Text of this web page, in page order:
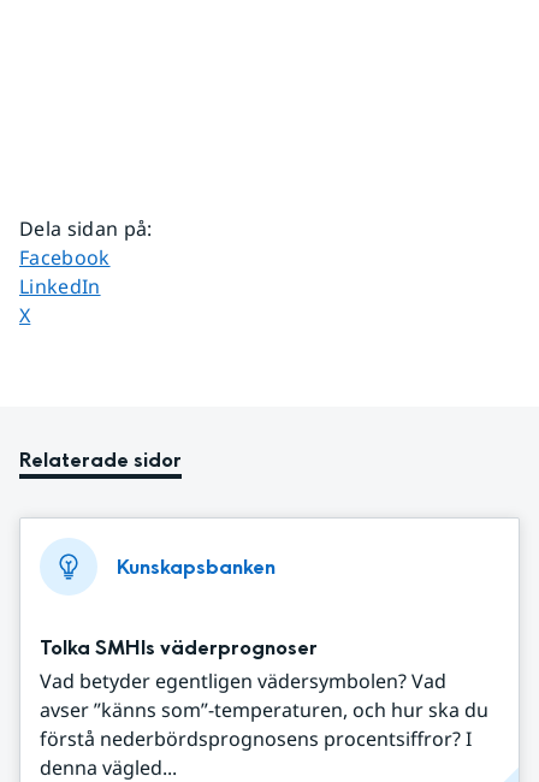
Dela sidan på:
Dela sidan på
Facebook
Dela sidan på
LinkedIn
Dela sidan på
X
Relaterade sidor
Kunskapsbanken
Tolka SMHIs väderprognoser
Vad betyder egentligen vädersymbolen? Vad
avser ”känns som”-temperaturen, och hur ska du
förstå nederbördsprognosens procentsiffror? I
denna vägled...